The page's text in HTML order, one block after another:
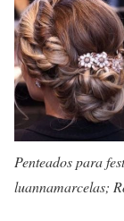
Penteados para
luannamarcelas;